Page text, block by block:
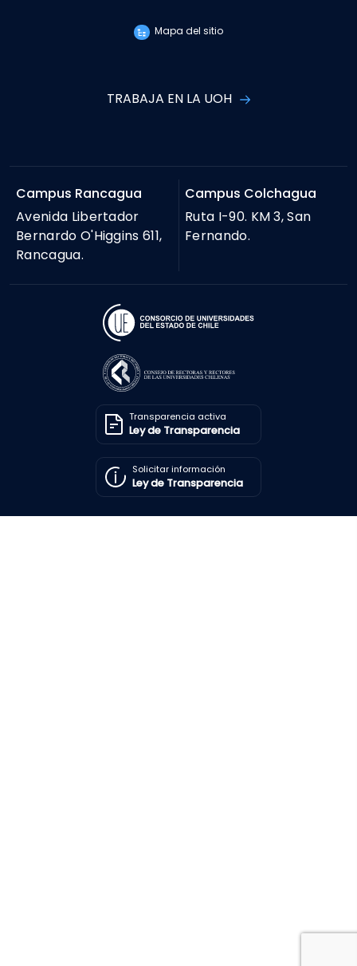
Mapa del sitio
TRABAJA EN LA UOH
Campus Rancagua
Avenida Libertador
Bernardo O'Higgins 611,
Rancagua.
Campus Colchagua
Ruta I-90. KM 3, San
Fernando.
Transparencia activa
Ley de Transparencia
Solicitar información
Ley de Transparencia